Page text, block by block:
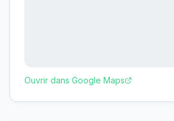
Ouvrir dans Google Maps